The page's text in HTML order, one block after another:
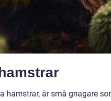
hamstrar, är små gnagare